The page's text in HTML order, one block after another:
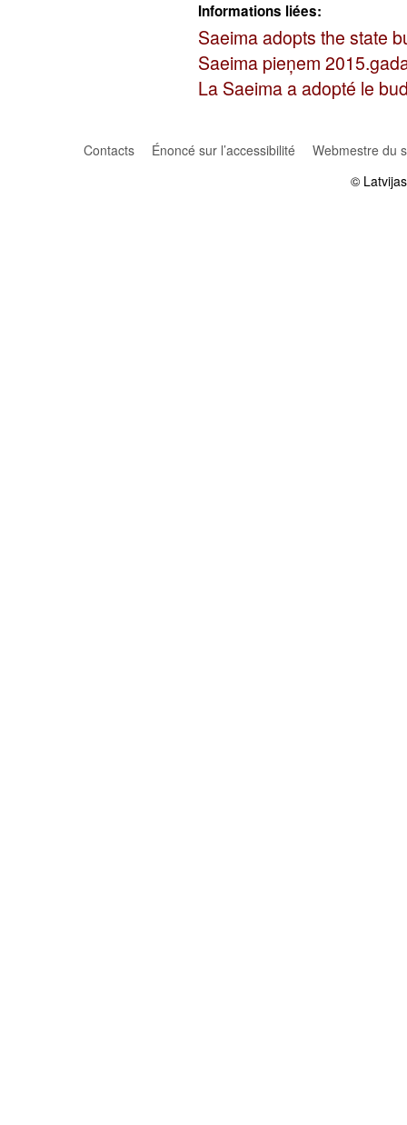
Informations liées:
Saeima adopts the state
Saeima pieņem
La Saeima a adopté le
Contacts Énoncé sur l’accessibilité
Webmestre du
©